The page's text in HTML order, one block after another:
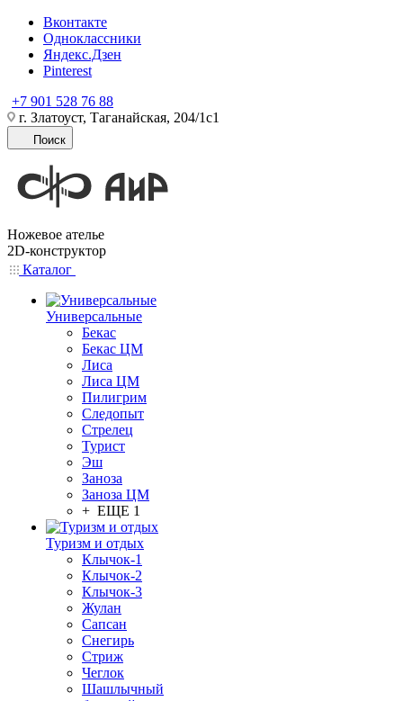
Вконтакте
Одноклассники
Яндекс.Дзен
Pinterest
+7 901 528 76 88
г. Златоуст, Таганайская, 204/1с1
Поиск
Ножевое ателье
2D-конструктор
Каталог
Универсальные
Бекас
Бекас ЦМ
Лиса
Лиса ЦМ
Пилигрим
Следопыт
Стрелец
Турист
Эш
Заноза
Заноза ЦМ
+ ЕЩЕ 1
Туризм и отдых
Клычок-1
Клычок-2
Клычок-3
Жулан
Сапсан
Снегирь
Стриж
Чеглок
Шашлычный